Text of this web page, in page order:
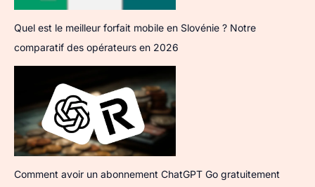
Quel est le meilleur forfait mobile en Slovénie ? Notre
comparatif des opérateurs en 2026
Comment avoir un abonnement ChatGPT Go gratuitement